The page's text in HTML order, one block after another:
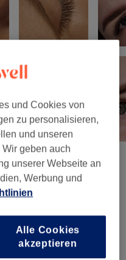
1 Bewertung
und Cookies von
zu personalisieren,
und unseren
geben auch
unserer Webseite an
Werbung und
Alle Cookies
akzeptieren